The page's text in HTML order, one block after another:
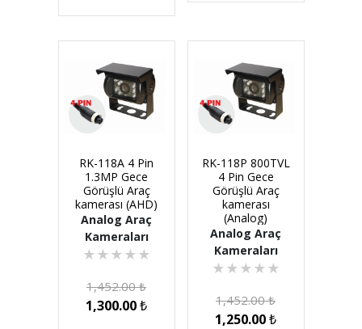
RK-118A 4 Pin
1.3MP Gece
Görüşlü Araç
kamerası (AHD)
Analog Araç
Kameraları
★ ★ ★ ★ ★
1,452.00₺
1,300.00₺
RK-118P 800TVL
4 Pin Gece
Görüşlü Araç
kamerası
(Analog)
Analog Araç
Kameraları
★ ★ ★ ★ ★
1,452.00₺
1,250.00₺